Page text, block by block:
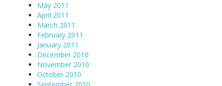
May 2011
April 2011
March 2011
February 2011
January 2011
December 2010
November 2010
October 2010